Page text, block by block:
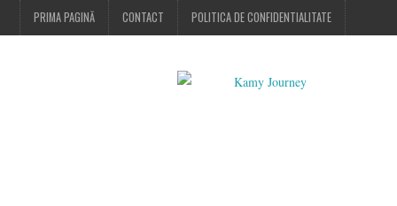
PRIMA PAGINĂ CONTACT POLITICA DE CONFIDENTIALITATE